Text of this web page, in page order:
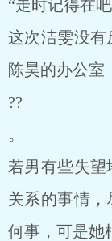
“走时记得在
这次洁雯没有
陈昊的办公室
??
。
若男有些失
关系的事情
何事，可是她